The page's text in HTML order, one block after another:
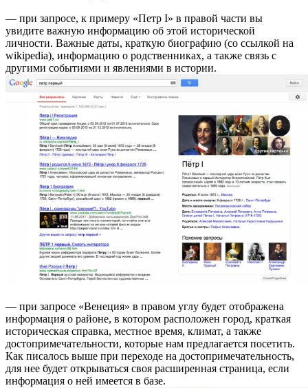
— при запросе, к примеру «Петр I» в правой части вы
увидите важную информацию об этой исторической
личности. Важные даты, краткую биографию (со ссылкой на
wikipedia), информацию о родственниках, а также связь с
другими событиями и явлениями в истории.
— при запросе «Венеция» в правом углу будет отображена
информация о районе, в котором расположен город, краткая
историческая справка, местное время, климат, а также
достопримечательности, которые нам предлагается посетить.
Как писалось выше при переходе на достопримечательность,
для нее будет открываться своя расширенная страница, если
информация о ней имеется в базе.